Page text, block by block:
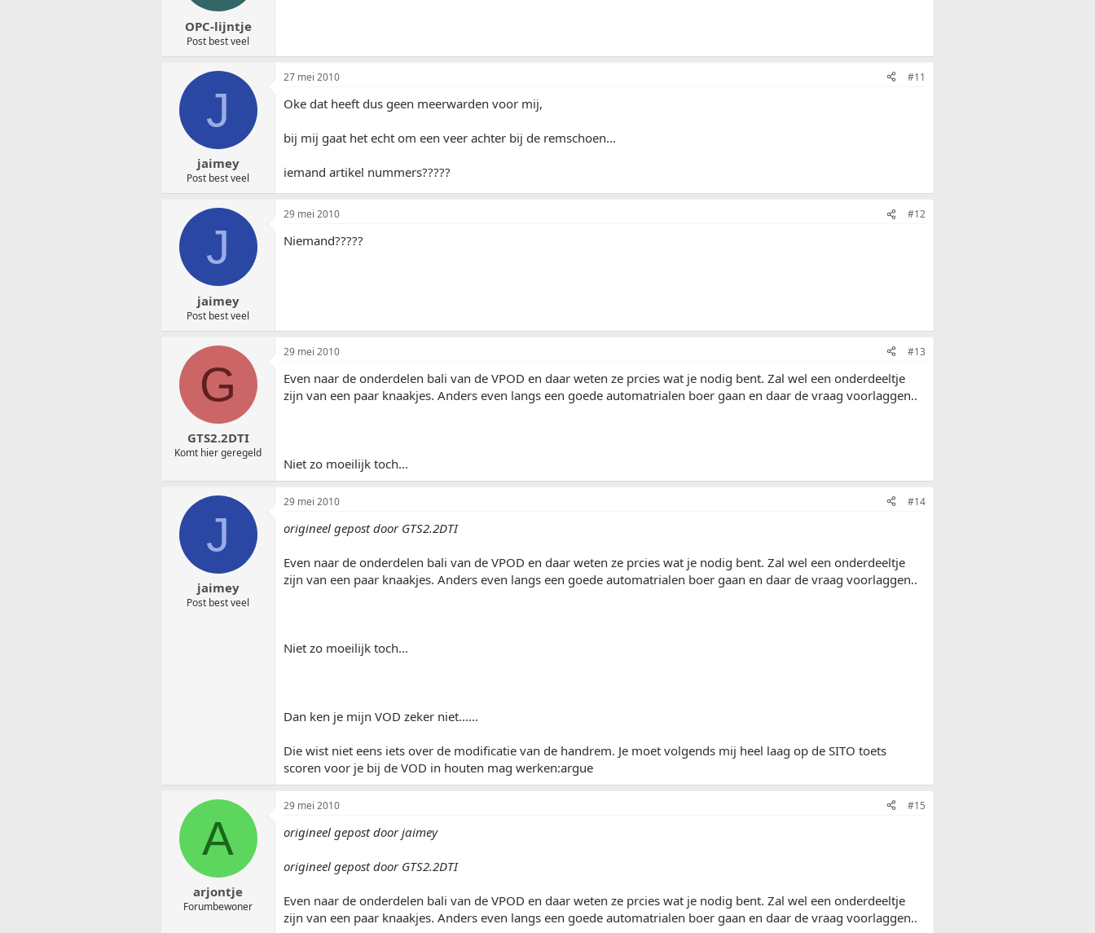
OPC-lijntje
Post best veel
J
jaimey
Post best veel
27 mei 2010 #11
Oke dat heeft dus geen meerwarden voor mij,
bij mij gaat het echt om een veer achter bij de remschoen...
iemand artikel nummers?????
J
jaimey
Post best veel
29 mei 2010 #12
Niemand?????
G
GTS2.2DTI
Komt hier geregeld
29 mei 2010 #13
Even naar de onderdelen bali van de VPOD en daar weten ze prcies wat je nodig bent. Zal wel een onderdeeltje
zijn van een paar knaakjes. Anders even langs een goede automatrialen boer gaan en daar de vraag voorlaggen..
Niet zo moeilijk toch...
J
jaimey
Post best veel
29 mei 2010 #14
origineel gepost door GTS2.2DTI
Even naar de onderdelen bali van de VPOD en daar weten ze prcies wat je nodig bent. Zal wel een onderdeeltje
zijn van een paar knaakjes. Anders even langs een goede automatrialen boer gaan en daar de vraag voorlaggen..
Niet zo moeilijk toch...
Dan ken je mijn VOD zeker niet......
Die wist niet eens iets over de modificatie van de handrem. Je moet volgends mij heel laag op de SITO toets
scoren voor je bij de VOD in houten mag werken:argue
A
arjontje
Forumbewoner
29 mei 2010 #15
origineel gepost door jaimey
origineel gepost door GTS2.2DTI
Even naar de onderdelen bali van de VPOD en daar weten ze prcies wat je nodig bent. Zal wel een onderdeeltje
zijn van een paar knaakjes. Anders even langs een goede automatrialen boer gaan en daar de vraag voorlaggen..